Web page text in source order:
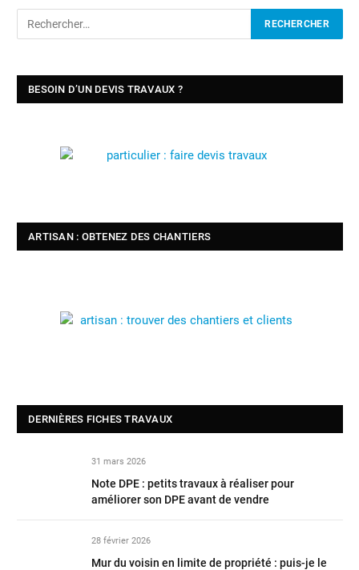
BESOIN D’UN DEVIS TRAVAUX ?
ARTISAN : OBTENEZ DES CHANTIERS
DERNIÈRES FICHES TRAVAUX
31 mars 2026
Note DPE : petits travaux à réaliser pour
améliorer son DPE avant de vendre
28 février 2026
Mur du voisin en limite de propriété : puis-je le